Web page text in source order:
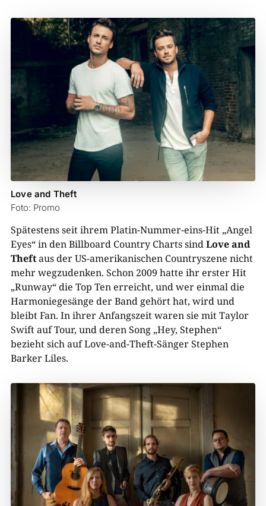
Love and Theft
Foto: Promo
Spätestens seit ihrem Platin-Nummer-eins-Hit „Angel
Eyes“ in den Billboard Country Charts sindLove and
Theftaus der US-amerikanischen Countryszene nicht
mehr wegzudenken. Schon 2009 hatte ihr erster Hit
„Runway“ die Top Ten erreicht, und wer einmal die
Harmoniegesänge der Band gehört hat, wird und
bleibt Fan. In ihrer Anfangszeit waren sie mit Taylor
Swift auf Tour, und deren Song „Hey, Stephen“
bezieht sich auf Love-and-Theft-Sänger Stephen
Barker Liles.